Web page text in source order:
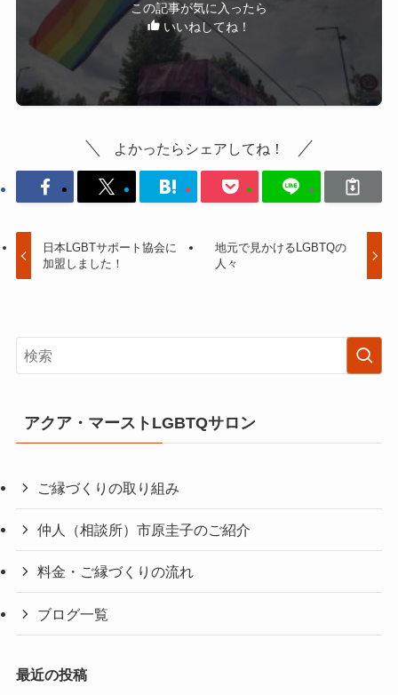
この記事が気に入ったら
いいねしてね！
よかったらシェアしてね！
日本LGBTサポート協会に
加盟しました！
地元で見かけるLGBTQの
人々
アクア・マーストLGBTQサロン
ご縁づくりの取り組み
仲人（相談所）市原圭子のご紹介
料金・ご縁づくりの流れ
ブログ一覧
最近の投稿